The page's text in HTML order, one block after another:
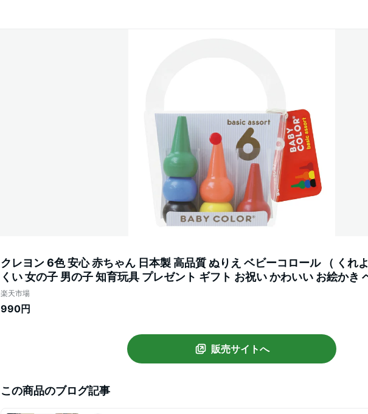
クレヨン 6色 安心 赤ちゃん 日本製 高品質 ぬりえ ベビーコロール （ くれ
くい 女の子 男の子 知育玩具 プレゼント ギフト お祝い かわいい お絵かき
こども ） 【39ショップ】
楽天市場
990円
販売サイトへ
この商品のブログ記事